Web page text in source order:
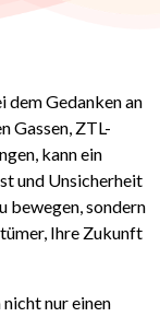
dem Gedanken an
Gassen, ZTL-
kann ein
und Unsicherheit
bewegen, sondern
Ihre Zukunft
nicht nur einen